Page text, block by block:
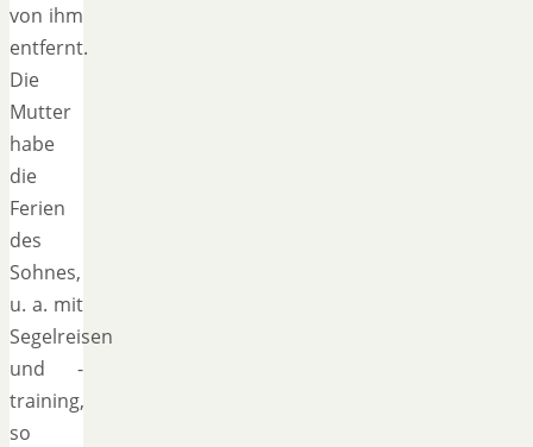
von ihm
entfernt.
Die
Mutter
habe
die
Ferien
des
Sohnes,
u. a. mit
Segelreisen
und -
training,
so